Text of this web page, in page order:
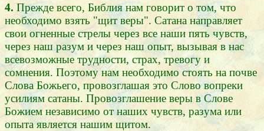
4.Прежде всего, Библия нам говорит о том, что
необходимо взять "щит веры". Сатана направляет
свои огненные стрелы через все наши пять чувств,
через наш разум и через наш опыт, вызывая в нас
всевозможные трудности, страх, тревогу и
сомнения. Поэтому нам необходимо стоять на почве
Слова Божьего, провозглашая это Слово вопреки
усилиям сатаны. Провозглашение веры в Слове
Божием независимо от наших чувств, разума или
опыта является нашим щитом.